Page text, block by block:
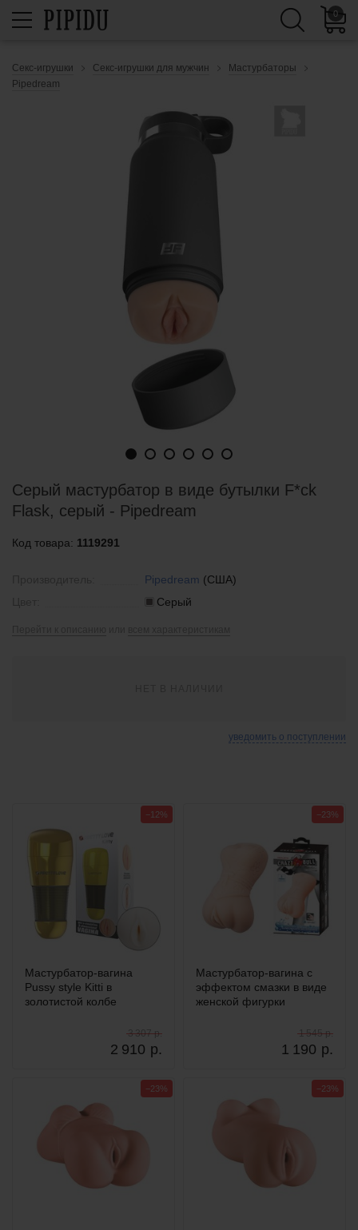
0
Секс-игрушки Секс-игрушки для мужчин
Мастурбаторы
Pipedream
Серый мастурбатор в виде бутылки F*ck
Flask, серый - Pipedream
Код товара: 1119291
Pipedream (США)
Серый
уведомить о поступлении
Мастурбатор-вагина
Pussy style Kitti в
золотистой колбе
2 910 р.
3 307 р.
−12%
Мастурбатор-вагина с
эффектом смазки в виде
женской фигурки
1 190 р.
1 545 р.
−23%
−23% −23%